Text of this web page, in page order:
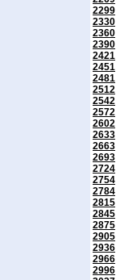
2299
2330
2360
2390
2421
2451
2481
2512
2542
2572
2602
2633
2663
2693
2724
2754
2784
2815
2845
2875
2905
2936
2966
2996